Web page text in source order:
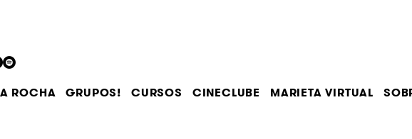
ROCHA GRUPOS! CURSOS CINECLUBE MARIETA VIRTUAL